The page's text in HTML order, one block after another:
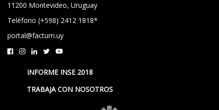
11200 Montevideo, Uruguay
Teléfono (+598) 2412 1818*
portal@factum.uy
INFORME INSE 2018
TRABAJA CON NOSOTROS